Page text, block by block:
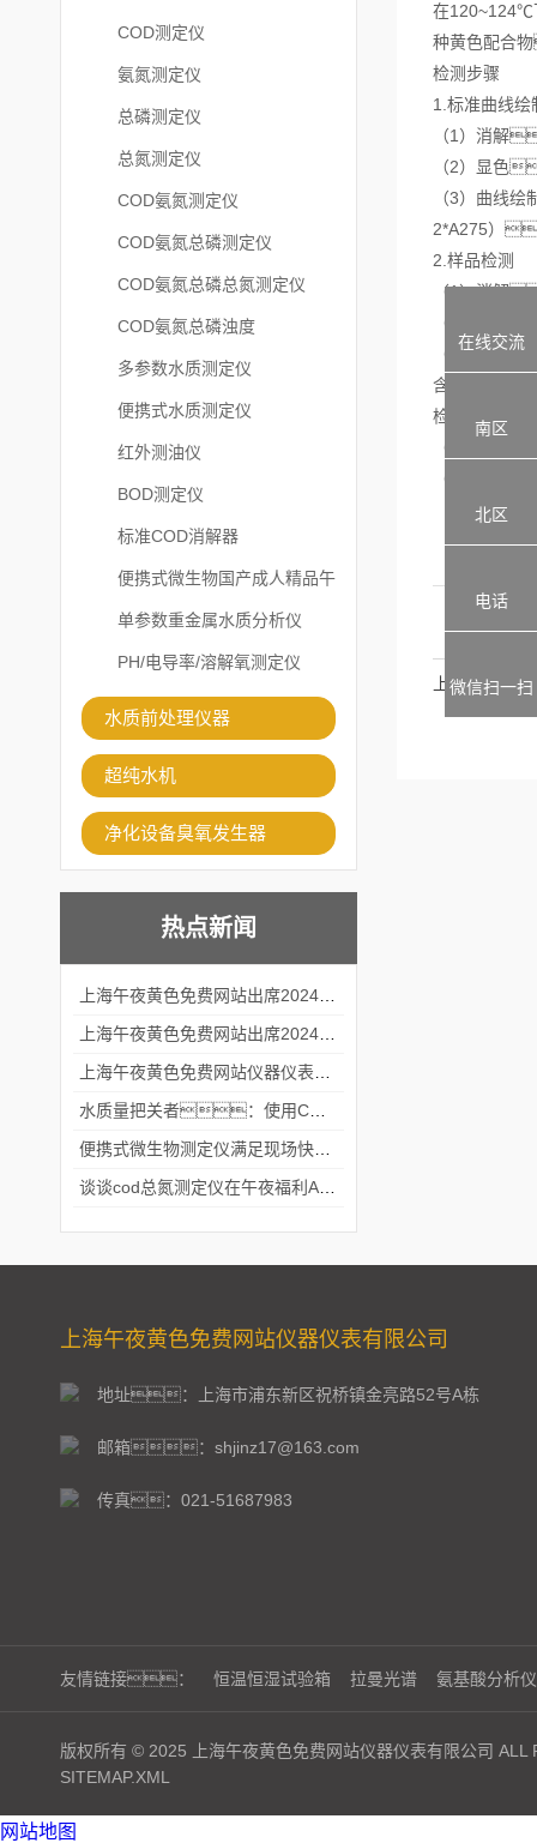
COD测定仪
氨氮测定仪
总磷测定仪
总氮测定仪
COD氨氮测定仪
COD氨氮总磷测定仪
COD氨氮总磷总氮测定仪
COD氨氮总磷浊度
多参数水质测定仪
便携式水质测定仪
红外测油仪
BOD测定仪
标准COD消解器
便携式微生物国产成人精品午
夜福利APP
单参数重金属水质分析仪
PH/电导率/溶解氧测定仪
水质前处理仪器
超纯水机
净化设备臭氧发生器
热点新闻
在120~124℃
种黄色配合
检测步骤
1.标准曲线绘
（1）消解
（2）显色
（3）曲线
2*A275）
2.样品检测
（1）消解
（2）显色
（3）检测
含量。总
检测注意事项
（1）总氮
（2）检测
上一篇
上海午夜黄色免费网站仪器仪表有限公司
地址：上海市浦东新区祝桥镇金亮路52号A栋
邮箱：shjinz17@163.com
传真：021-51687983
友情链接： 恒温恒湿试验箱 拉曼光谱 氨基酸分析仪
版权所有 © 2025 上海午夜黄色免费网站仪器仪表有限公司 ALL
SITEMAP.XML
在线交流
南区
北区
电话
微信扫一扫
网站地图